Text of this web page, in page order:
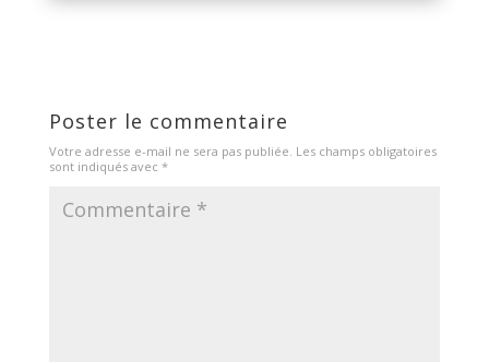
Poster le commentaire
Votre adresse e-mail ne sera pas publiée. Les champs obligatoires
sont indiqués avec *